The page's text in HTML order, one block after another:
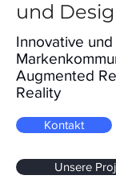
und
Innovative
Augmented
Reality
Kontakt
Unsere